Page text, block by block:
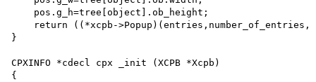
    pos.g_h=tree[object].ob_height;
return ((*xcpb->Popup)(entries,number_of_entries,
}
CPXINFO *cdecl cpx _init (XCPB *Xcpb)
{